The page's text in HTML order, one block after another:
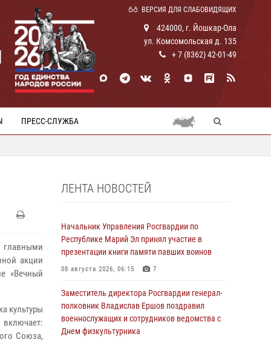
ВЕРСИЯ ДЛЯ СЛАБОВИДЯЩИХ
424000, г. Йошкар-Ола
ул. Комсомольская д. 135
+ 7 (8362) 42-01-49
ПРЕСС-СЛУЖБА
главными
акции
«Вечный
культуры
Союза,
ЛЕНТА НОВОСТЕЙ
Начальник Управления Росгвардии по
Республике Марий Эл принял участие в
презентации книги памяти павших воинов
08 августа 2026, 06:15 7
Заместитель директора Росгвардии генерал-
полковник Владислав Ершов поздравил
военнослужащих и сотрудников ведомства с
Днем физкультурника